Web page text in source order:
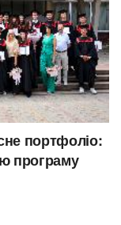
портфоліо:
програму